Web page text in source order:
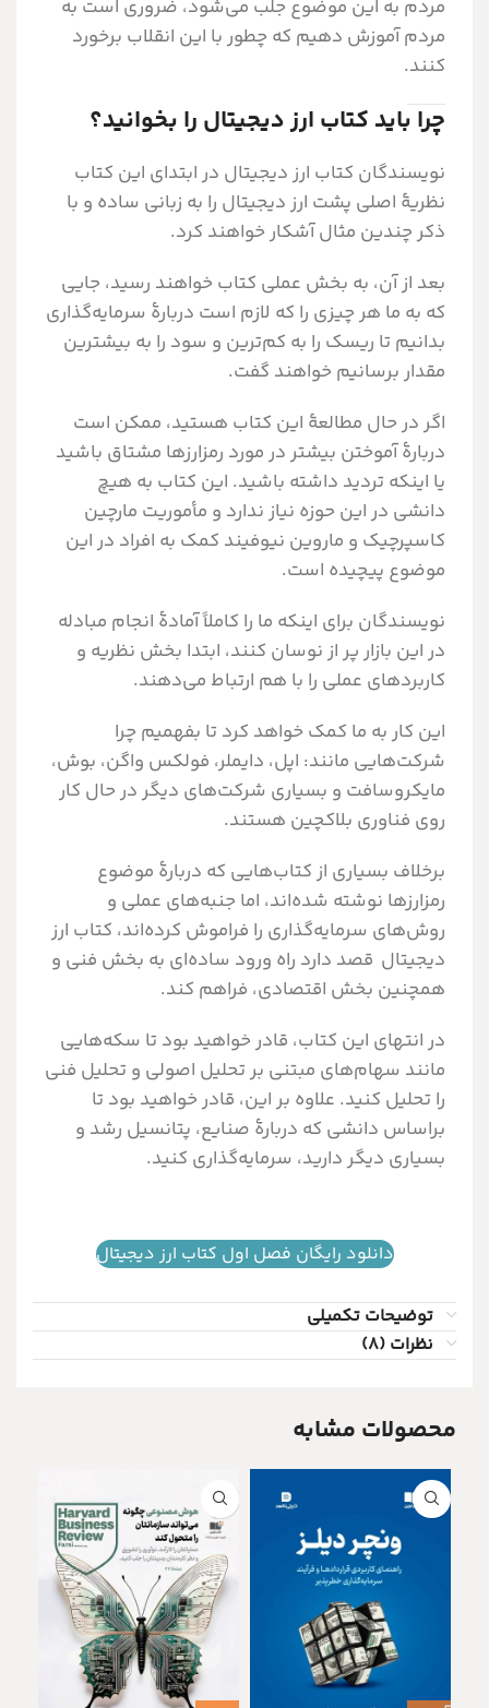
مردم به این موضوع جلب می‌شود، ضروری است به
مردم آموزش دهیم که چطور با این انقلاب برخورد
کنند.
چرا باید کتاب ارز دیجیتال را بخوانید؟
نویسندگان کتاب ارز دیجیتال در ابتدای این کتاب
نظریۀ اصلی پشت ارز دیجیتال را به زبانی ساده و با
ذکر چندین مثال آشکار خواهند کرد.
بعد از آن، به بخش عملی کتاب خواهند رسید، جایی
که به ما هر چیزی را که لازم است دربارۀ سرمایه‌گذاری
بدانیم تا ریسک را به کم‌ترین و سود را به بیشترین
مقدار برسانیم خواهند گفت.
اگر در حال مطالعۀ این کتاب هستید، ممکن است
دربارۀ آموختن بیشتر در مورد رمزارزها مشتاق باشید
یا اینکه تردید داشته باشید. این کتاب به هیچ
دانشی در این حوزه نیاز ندارد و مأموریت مارچین
کاسپرچیک و ماروین نیوفیند کمک به افراد در این
موضوع پیچیده است.
نویسندگان برای اینکه ما را کاملاً آمادۀ انجام مبادله
در این بازار پر از نوسان کنند، ابتدا بخش نظریه و
کاربردهای عملی را با هم ارتباط می‌دهند.
این کار به ما کمک خواهد کرد تا بفهمیم چرا
شرکت‌هایی مانند: اپل، دایملر، فولکس واگن، بوش،
مایکروسافت و بسیاری شرکت‌های دیگر در حال کار
روی فناوری بلاکچین هستند.
برخلاف بسیاری از کتاب‌هایی که دربارۀ موضوع
رمزارزها نوشته شده‌‌اند، اما جنبه‌های عملی و
روش‎‌های سرمایه‌گذاری را فراموش کرده‌اند، کتاب ارز
دیجیتال قصد دارد راه ورود ساده‌ای به بخش فنی و
همچنین بخش اقتصادی، فراهم کند.
در انتهای این کتاب، قادر خواهید بود تا سکه‌هایی
مانند سهام‌های مبتنی بر تحلیل اصولی و تحلیل فنی
را تحلیل کنید. علاوه بر این، قادر خواهید بود تا
براساس دانشی که دربارۀ صنایع، پتانسیل رشد و
بسیاری دیگر دارید، سرمایه‌گذاری کنید.
دانلود رایگان فصل اول کتاب ارز دیجیتال
توضیحات تکمیلی
نظرات (8)
محصولات مشابه